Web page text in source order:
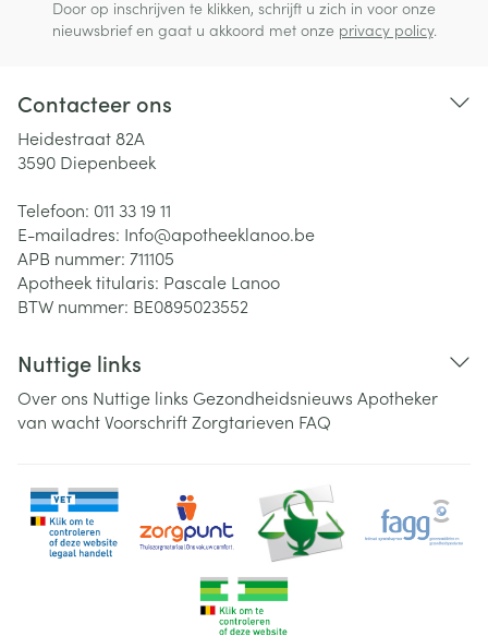
Door op inschrijven te klikken, schrijft u zich in voor onze
nieuwsbrief en gaat u akkoord met onze privacy policy.
Contacteer ons
Heidestraat 82A
3590 Diepenbeek
Telefoon: 011 33 19 11
E-mailadres: Info@apotheeklanoo.be
APB nummer: 711105
Apotheek titularis: Pascale Lanoo
BTW nummer: BE0895023552
Nuttige links
Over ons Nuttige links Gezondheidsnieuws Apotheker
van wachtVoorschriftZorgtarieven FAQ